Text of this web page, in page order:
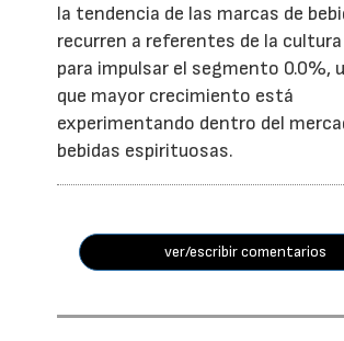
la tendencia de las marcas de
recurren a referentes de la
para impulsar el segmento 0.0%,
que mayor crecimiento está
experimentando dentro del
bebidas espirituosas.
ver/escribir comentarios